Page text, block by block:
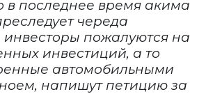
в последнее время акима
череда
инвесторы пожалуются на
инвестиций, а то
автомобильными
напишут петицию за